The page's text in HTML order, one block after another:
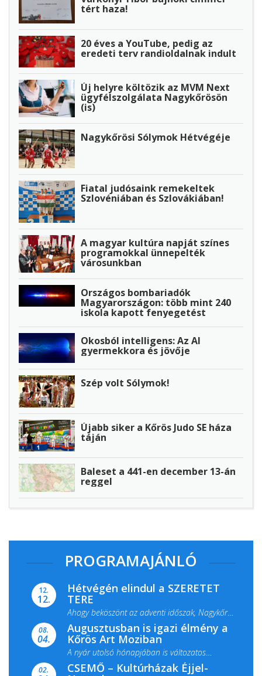
tért haza!
20 éves a YouTube, pedig az
eredeti terv randioldalnak indult
Új helyre költözik az MVM Next
ügyfélszolgálata Nagykőrösön
(is)
Nagykőrösi Sólymok Hétvégéje
Fiatal judósaink remekeltek
Szlovéniában és Szlovákiában!
A magyar kultúra napját színes
programokkal ünnepelték
városunkban
Országos bombariadók
Magyarországon: több mint 240
iskola kapott fenyegetést
Okosból intelligens: Az AI
gyermekkora és jövője
Szép volt Sólymok!
Újabb siker a Kőrös Judo SE háza
táján
Baleset a 441-en december 13-án
reggel
PROGRAMAJÁNLÓ
12.
12.
Hétvégén elindul a SZERETET
TERE
Ahogy beköszönt az adventi időszak, Nagykőrös
ismét megtelik ünnepi fénnyel és közös...
08.
04.
Augusztusban is igazi élmény a
Kőrös Art Moziban
A nyár utolsó hónapjában is változatos
filmkínálattal, családi...
02. CSEMŐ – Kultúrházak Éjjel-